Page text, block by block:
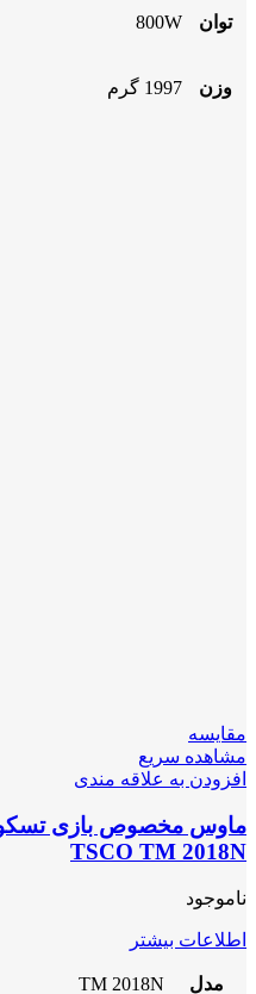
توان 800W
وزن 1997 گرم
مقایسه
مشاهده سریع
افزودن به علاقه مندی
TSCO TM 2018N
ناموجود
اطلاعات بیشتر
مدل TM 2018N